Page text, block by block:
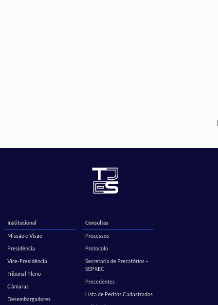
Institucional
Missão e Visão
Presidência
Vice-Presidência
Tribunal Pleno
Câmaras
Desembargadores
Consultas
Processos
Protocolo
Secretaria de Precatórios –
SEPREC
Precedentes
Lista de Peritos Cadastrados